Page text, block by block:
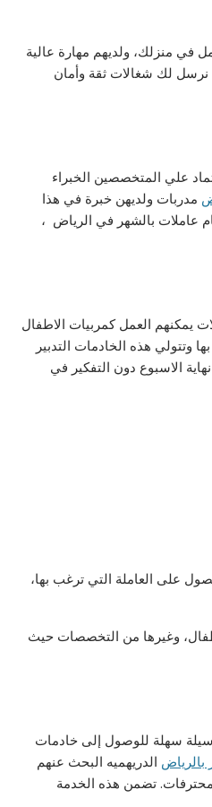
في منزلك، ولديهم مهارة عالية
نرسل لك شغالات ثقة وأمان
علي المتخصصين الخبراء
مدربات ولديهن خبرة في هذا
عاملات بالشهر في الرياض ،
يمكنهم العمل كمربيات الاطفال
وتتولي هذه الخادمات التدبير
الاسبوع دون التفكير في
على العاملة التي ترغب بها،
وغيرها من التخصصات حيث
سهلة للوصول إلى خادمات
بالرياض الدريهميه البحث عنهم
محترفات. تضمن هذه الخدمة